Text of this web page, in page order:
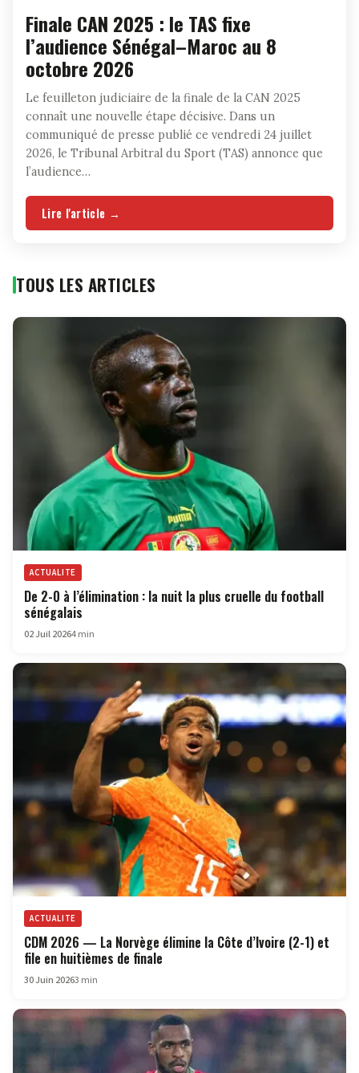
Finale CAN 2025 : le TAS fixe
l’audience Sénégal–Maroc au 8
octobre 2026
Le feuilleton judiciaire de la finale de la CAN 2025
connaît une nouvelle étape décisive. Dans un
communiqué de presse publié ce vendredi 24 juillet
2026, le Tribunal Arbitral du Sport (TAS) annonce que
l’audience…
Lire l'article →
TOUS LES ARTICLES
ACTUALITE
De 2-0 à l’élimination : la nuit la plus cruelle du football
sénégalais
02 Juil 20264 min
ACTUALITE
CDM 2026 — La Norvège élimine la Côte d’Ivoire (2-1) et
file en huitièmes de finale
30 Juin 20263 min